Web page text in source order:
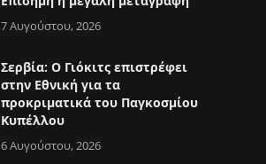
7 Αυγούστου, 2026
Σερβία: Ο Γιόκιτς επιστρέφει
στην Εθνική για τα
προκριματικά του Παγκοσμίου
Κυπέλλου
6 Αυγούστου, 2026